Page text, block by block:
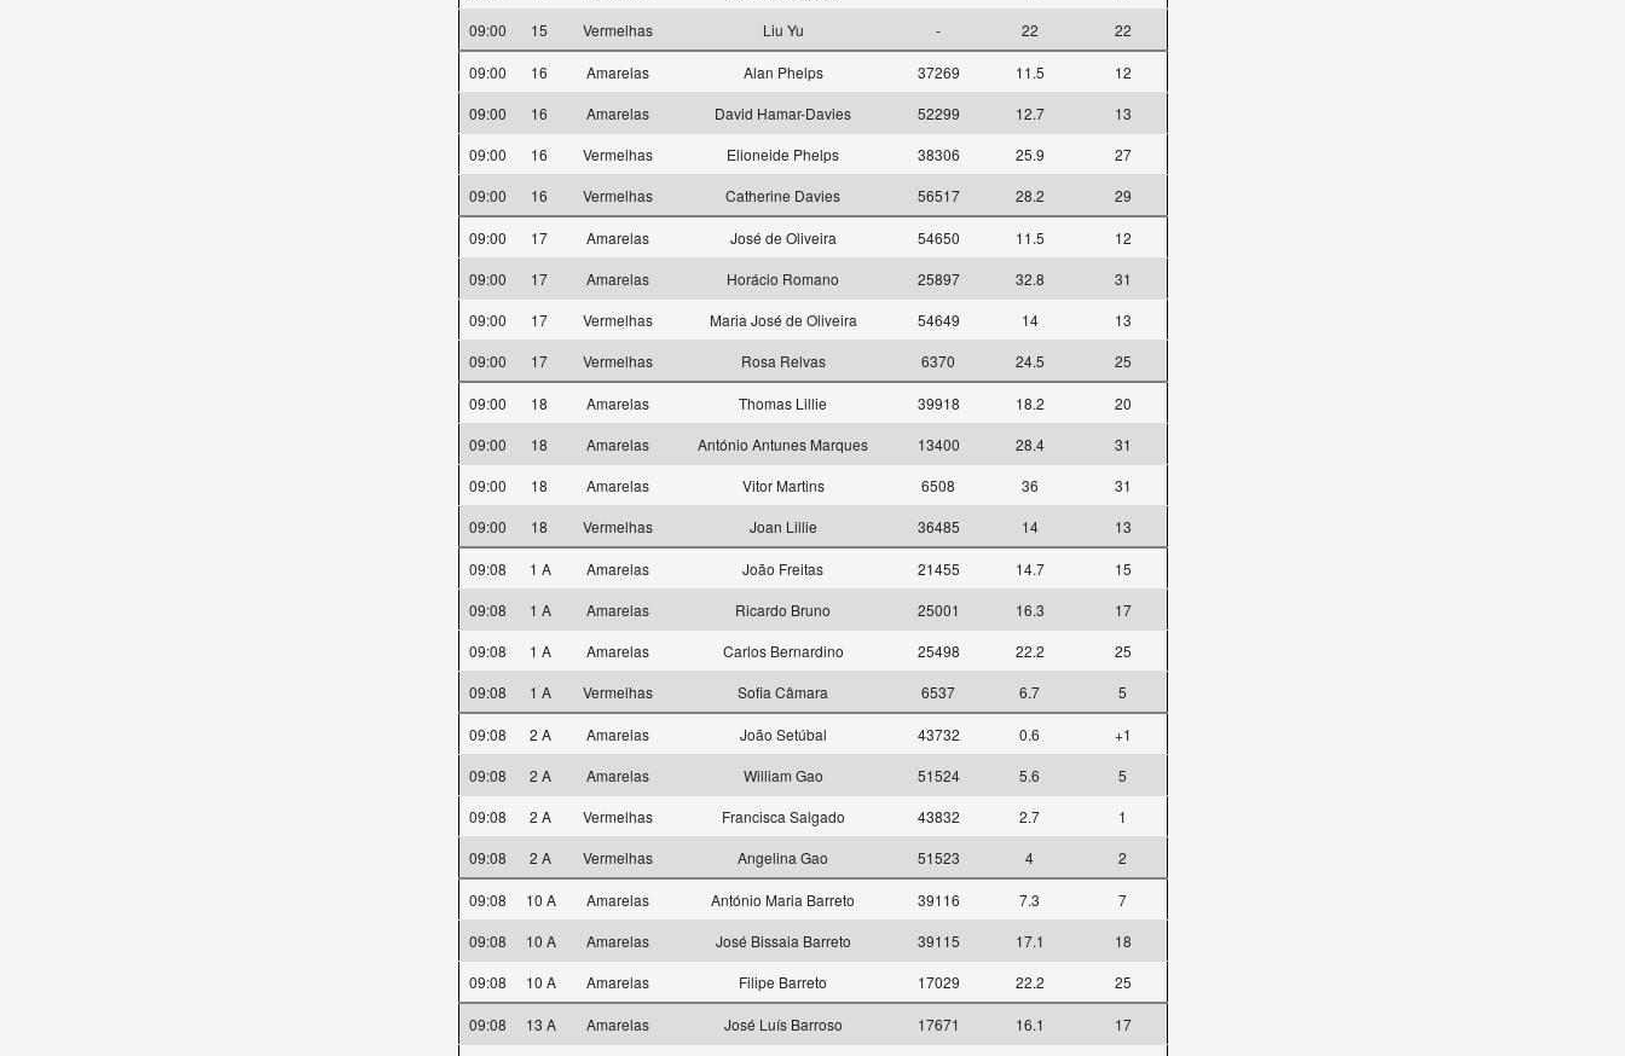
09:00
15 Vermelhas Liu Yu - 22 22
09:00 16 Amarelas Alan Phelps 37269 11.5
12
09:00
16 Amarelas David Hamar-Davies 52299 12.7
13
09:00
16 Vermelhas Elioneide Phelps 38306 25.9
27
09:00
16 Vermelhas Catherine Davies 56517 28.2 29
09:00 17 Amarelas José de Oliveira 54650 11.5
12
09:00
17 Amarelas Horácio Romano 25897 32.8
31
09:00
17 Vermelhas Maria José de Oliveira 54649 14
13
09:00
17 Vermelhas Rosa Relvas 6370 24.5 25
09:00 18 Amarelas Thomas Lillie 39918 18.2
20
09:00
18 Amarelas António Antunes Marques 13400 28.4
31
09:00
18 Amarelas Vitor Martins 6508 36
31
09:00
18 Vermelhas Joan Lillie 36485 14 13
09:08 1 A Amarelas João Freitas 21455 14.7
15
09:08
1 A Amarelas Ricardo Bruno 25001 16.3
17
09:08
1 A Amarelas Carlos Bernardino 25498 22.2
25
09:08
1 A Vermelhas Sofia Câmara 6537 6.7 5
09:08 2 A Amarelas João Setúbal 43732 0.6
+1
09:08
2 A Amarelas William Gao 51524 5.6
5
09:08
2 A Vermelhas Francisca Salgado 43832 2.7
1
09:08
2 A Vermelhas Angelina Gao 51523 4 2
09:08 10 A Amarelas António Maria Barreto 39116 7.3
7
09:08
10 A Amarelas José Bissaia Barreto 39115 17.1
18
09:08
10 A Amarelas Filipe Barreto 17029 22.2 25
09:08 13 A Amarelas José Luís Barroso 17671 16.1
17